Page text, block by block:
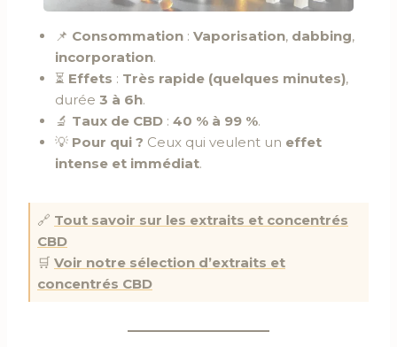
📌 Consommation : Vaporisation, dabbing,
incorporation.
⏳ Effets : Très rapide (quelques minutes),
durée 3 à 6h.
🔬 Taux de CBD : 40 % à 99 %.
💡 Pour qui ? Ceux qui veulent un effet
intense et immédiat.
🔗 Tout savoir sur les extraits et concentrés
CBD
🛒 Voir notre sélection d’extraits et
concentrés CBD